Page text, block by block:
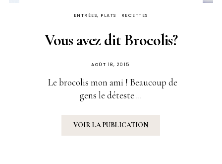
ENTRÉES, PLATS RECETTES
Vous avez dit Brocolis?
PUBLIÉ
AOÛT 18, 2015
Le brocolis mon ami ! Beaucoup de
gens le déteste ...
VOIR LA PUBLICATION